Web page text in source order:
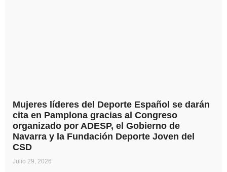
Mujeres líderes del Deporte Español se darán
cita en Pamplona gracias al Congreso
organizado por ADESP, el Gobierno de
Navarra y la Fundación Deporte Joven del
CSD
Julio 29, 2026